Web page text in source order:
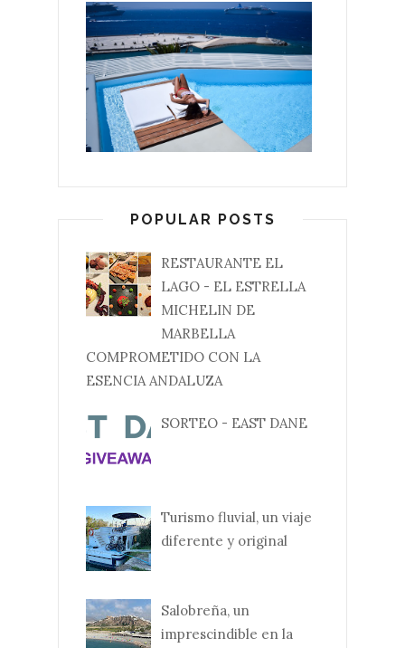
POPULAR POSTS
RESTAURANTE EL
LAGO - EL ESTRELLA
MICHELIN DE
MARBELLA
COMPROMETIDO CON LA
ESENCIA ANDALUZA
SORTEO - EAST DANE
Turismo fluvial, un viaje
diferente y original
Salobreña, un
imprescindible en la